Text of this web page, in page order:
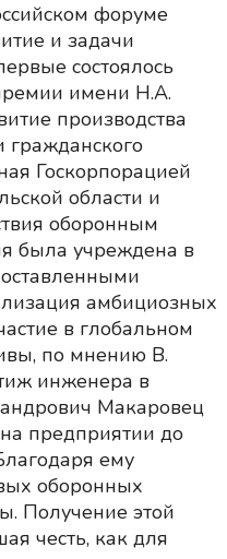
форуме
и задачи
состоялось
имени Н.А.
производства
гражданского
Госкорпорацией
области и
оборонным
была учреждена в
амбициозных
в глобальном
по мнению В.
инженера в
Макаровец
предприятии до
ему
оборонных
Получение этой
честь, как для